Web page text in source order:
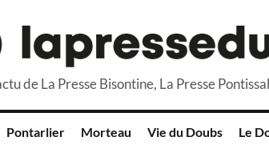
de La Presse Bisontine, La Presse
Pontarlier Morteau Vie du Doubs Le